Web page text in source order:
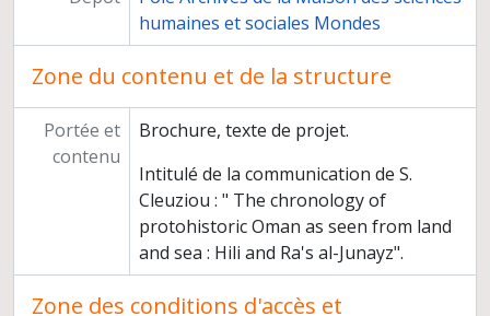
humaines et sociales Mondes
Zone du contenu et de la structure
Portée et
contenu
Brochure, texte de projet.
Intitulé de la communication de S.
Cleuziou : " The chronology of
protohistoric Oman as seen from land
and sea : Hili and Ra's al-Junayz".
Zone des conditions d'accès et